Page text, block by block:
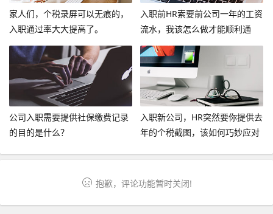
家人们，个税录屏可以无痕的，
入职通过率大大提高了。
入职前HR索要前公司一年的工资
流水，我该怎么做才能顺利通
过？
公司入职需要提供社保缴费记录
的目的是什么？
入职新公司，HR突然要你提供去
年的个税截图，该如何巧妙应对
抱歉，评论功能暂时关闭!